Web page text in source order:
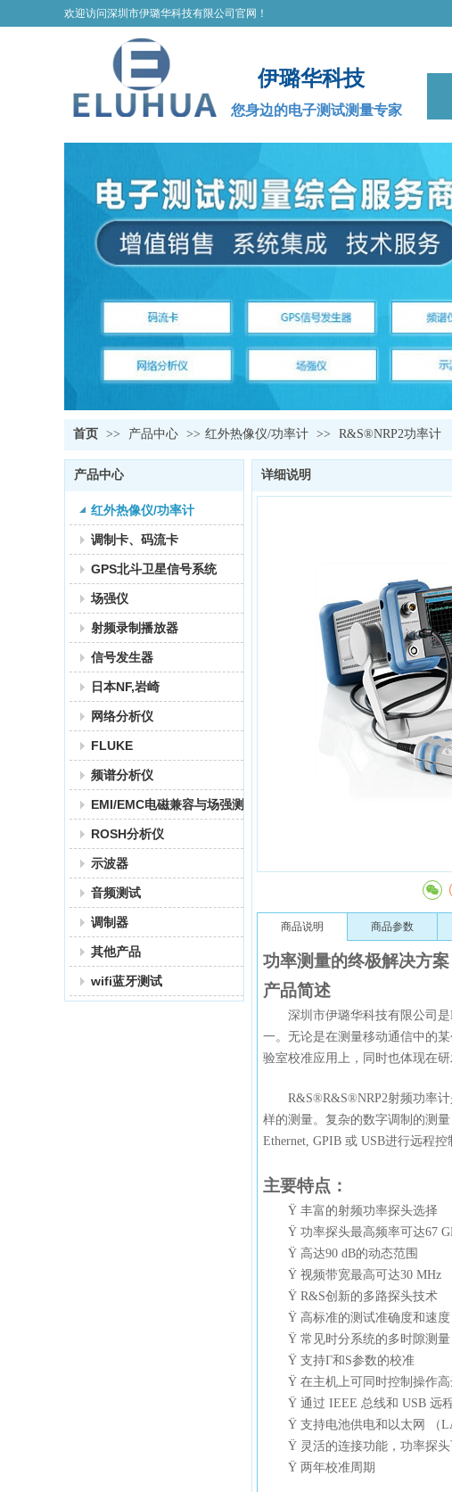
伊璐华科技
您身边的电子测试测量专家
欢迎访问深圳市伊璐华科技有限公司官网！
首页 >> 产品中心 >> 红外热像仪/功率计 >> R&S®NRP2功率计
产品中心
红外热像仪/功率计
调制卡、码流卡
GPS北斗卫星信号系统
场强仪
射频录制播放器
信号发生器
日本NF,岩崎
网络分析仪
FLUKE
频谱分析仪
EMI/EMC电磁兼容与场强测试
ROSH分析仪
示波器
音频测试
调制器
其他产品
wifi蓝牙测试
详细说明
商品说明 商品参数
功率测量的终极解决方案
产品简述
深圳市伊璐华科技有限公司 是
一。无论是在测量移动通信中的
验室校准应用上，同时也体现在研
R&S®R&S®NRP2射频功率
样的测量。复杂的数字调制的测
Ethernet, GPIB 或 USB进行远程控
主要特点：
Ÿ 丰富的射频功率探头选择
Ÿ 功率探头最高频率可达67
Ÿ 高达90 dB的动态范围
Ÿ 视频带宽最高可达30 MHz
Ÿ R&S创新的多路探头技术
Ÿ 高标准的测试准确度和速度
Ÿ 常见时分系统的多时隙测量
Ÿ 支持Γ和S参数的校准
Ÿ 在主机上可同时控制操作
Ÿ 通过 IEEE 总线和 USB 远
Ÿ 支持电池供电和以太网 （
Ÿ 灵活的连接功能，功率探
Ÿ 两年校准周期